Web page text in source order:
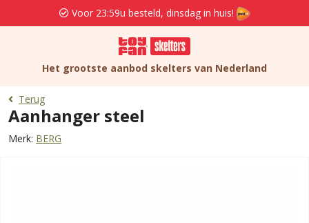
Voor 23:59u besteld, dinsdag in huis!
Het grootste aanbod skelters van Nederland
Terug
Aanhanger steel
Merk: BERG